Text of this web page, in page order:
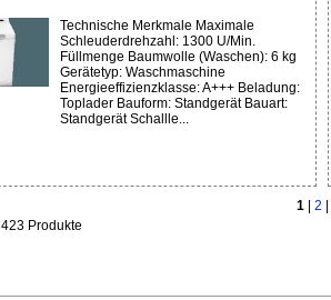
Technische Merkmale Maximale
Schleuderdrehzahl: 1300 U/Min.
Füllmenge Baumwolle (Waschen): 6 kg
Gerätetyp: Waschmaschine
Energieeffizienzklasse: A+++ Beladung:
Toplader Bauform: Standgerät Bauart:
Standgerät Schallle...
1 2
423 Produkte